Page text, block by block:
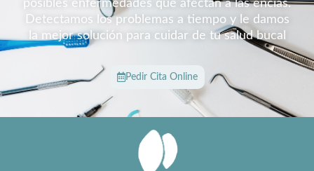
posibles enfermedades que afectan a las encías.
Detectamos los problemas a tiempo y le damos
la mejor solución para cuidar de tu salud bucal
Pedir Cita Online